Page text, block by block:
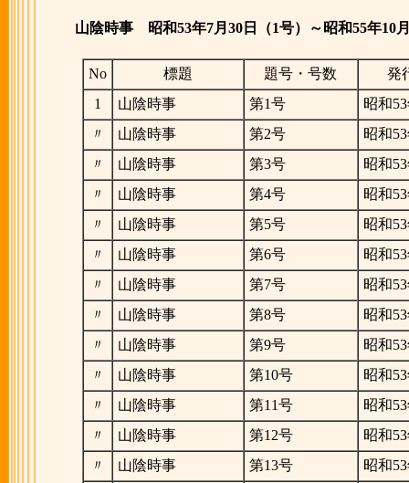
山陰時事 昭和53年7月30日（1号）～昭和55年10
No 標題 題号・号数
発
1
山陰時事 第1号
昭和
〃
山陰時事 第2号
昭和
〃
山陰時事 第3号
昭和
〃
山陰時事 第4号
昭和
〃
山陰時事 第5号
昭和
〃
山陰時事 第6号
昭和
〃
山陰時事 第7号
昭和
〃
山陰時事 第8号
昭和
〃
山陰時事 第9号
昭和
〃
山陰時事 第10号
昭和
〃
山陰時事 第11号
昭和
〃
山陰時事 第12号
昭和
〃
山陰時事 第13号
昭和